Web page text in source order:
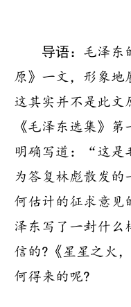
导语： 毛泽东
原》一文，形象地
这其实并不是此文
《毛泽东选集》
明确写道：“这是
为答复林彪散发的
何估计的征求意
泽东写了一封什么
信的?《星星之火
何得来的呢?